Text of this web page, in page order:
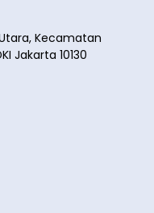
Kecamatan
Jakarta 10130